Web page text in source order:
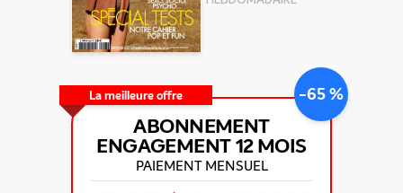
La meilleure offre -65 %
ABONNEMENT
ENGAGEMENT12 MOIS
PAIEMENT MENSUEL